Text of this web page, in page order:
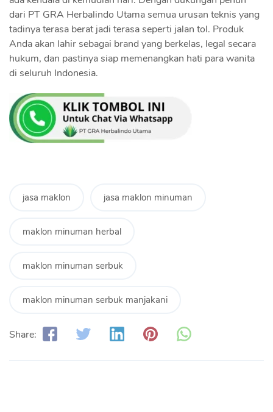
dari PT GRA Herbalindo Utama semua urusan teknis yang
tadinya terasa berat jadi terasa seperti jalan tol. Produk
Anda akan lahir sebagai brand yang berkelas, legal secara
hukum, dan pastinya siap memenangkan hati para wanita
di seluruh Indonesia.
jasa maklon jasa maklon minuman
maklon minuman herbal
maklon minuman serbuk
maklon minuman serbuk manjakani
Share: